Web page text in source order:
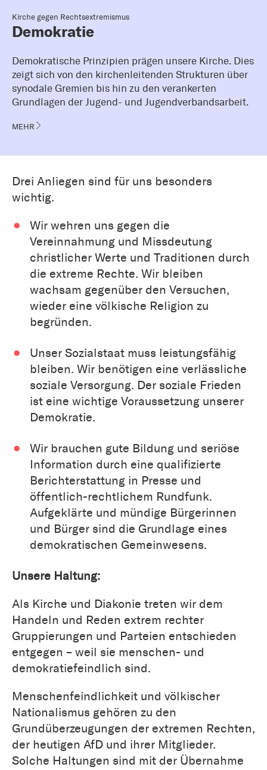
Kirche gegen Rechtsextremismus
Demokratie
Demokratische Prinzipien prägen unsere Kirche. Dies
zeigt sich von den kirchenleitenden Strukturen über
synodale Gremien bis hin zu den verankerten
Grundlagen der Jugend- und Jugendverbandsarbeit.
MEHR
Drei Anliegen sind für uns besonders
wichtig.
Wir wehren uns gegen die
Vereinnahmung und Missdeutung
christlicher Werte und Traditionen durch
die extreme Rechte. Wir bleiben
wachsam gegenüber den Versuchen,
wieder eine völkische Religion zu
begründen.
Unser Sozialstaat muss leistungsfähig
bleiben. Wir benötigen eine verlässliche
soziale Versorgung. Der soziale Frieden
ist eine wichtige Voraussetzung unserer
Demokratie.
Wir brauchen gute Bildung und seriöse
Information durch eine qualifizierte
Berichterstattung in Presse und
öffentlich-rechtlichem Rundfunk.
Aufgeklärte und mündige Bürgerinnen
und Bürger sind die Grundlage eines
demokratischen Gemeinwesens.
Unsere Haltung:
Als Kirche und Diakonie treten wir dem
Handeln und Reden extrem rechter
Gruppierungen und Parteien entschieden
entgegen – weil sie menschen- und
demokratiefeindlich sind.
Menschenfeindlichkeit und völkischer
Nationalismus gehören zu den
Grundüberzeugungen der extremen Rechten,
der heutigen AfD und ihrer Mitglieder.
Solche Haltungen sind mit der Übernahme